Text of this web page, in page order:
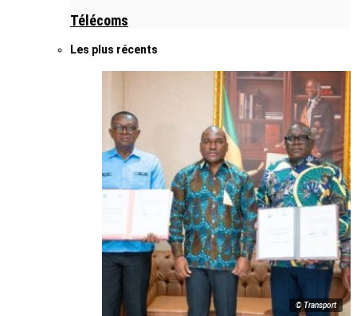
Télécoms
Les plus récents
© Transport